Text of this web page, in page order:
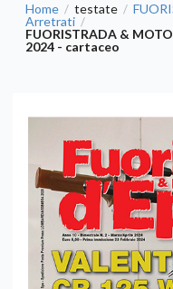
Home / testate /
Arretrati /
FUORISTRADA &
2024 - cartaceo